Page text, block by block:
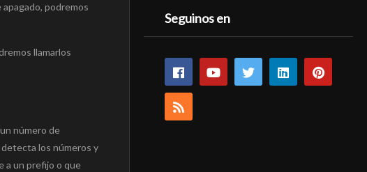
podremos
llamarlos
número de
los números y
a un prefijo o que
Seguinos en